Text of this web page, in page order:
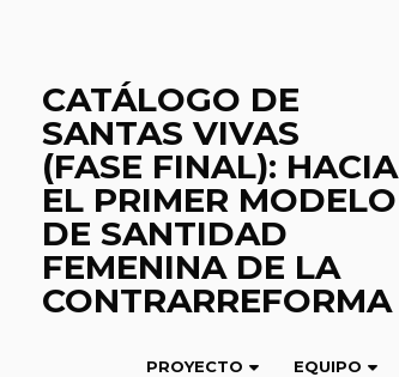
CATÁLOGO DE
SANTAS VIVAS
(FASE FINAL): HACIA
EL PRIMER MODELO
DE SANTIDAD
FEMENINA DE LA
CONTRARREFORMA
PROYECTO EQUIPO